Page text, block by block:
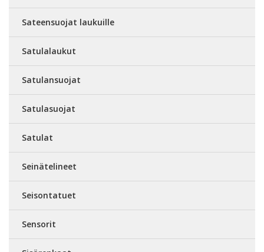
Sateensuojat laukuille
Satulalaukut
Satulansuojat
Satulasuojat
Satulat
Seinätelineet
Seisontatuet
Sensorit